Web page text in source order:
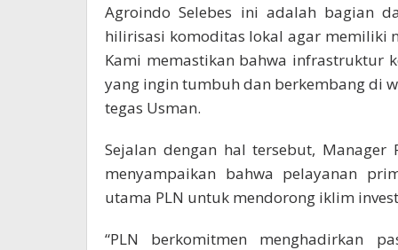
Agroindo Selebes ini adalah bagian
hilirisasi komoditas lokal agar memiliki
Kami memastikan bahwa infrastruktur
yang ingin tumbuh dan berkembang di
tegas Usman.
Sejalan dengan hal tersebut, Manager
menyampaikan bahwa pelayanan
utama PLN untuk mendorong iklim
“PLN berkomitmen menghadirkan